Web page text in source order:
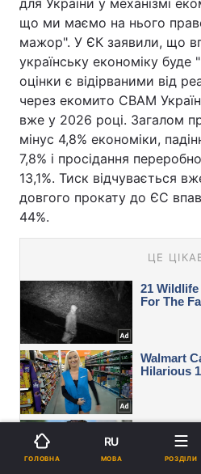
для України у механізмі
що ми маємо на нього
мажор". У ЄК заявили, що
українську економіку буде
оцінки є відірваними від
через екомито CBAM
вже у 2026 році. Загалом
мінус 4,8% економіки,
7,8% і просідання
13,1%. Тиск відчувається
довгого прокату до ЄС
44%.
ГОЛОВНА
RU
МОВА РОЗДІЛИ